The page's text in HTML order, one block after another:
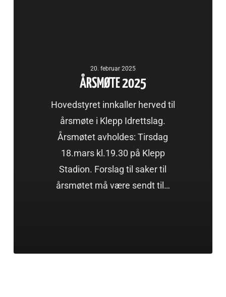
20. februar 2025
ÅRSMØTE 2025
Hovedstyret innkaller herved til
årsmøte i Klepp Idrettslag.
Årsmøtet avholdes: Tirsdag
18.mars kl.19.30 på Klepp
Stadion. Forslag til saker til
årsmøtet må være sendt til…